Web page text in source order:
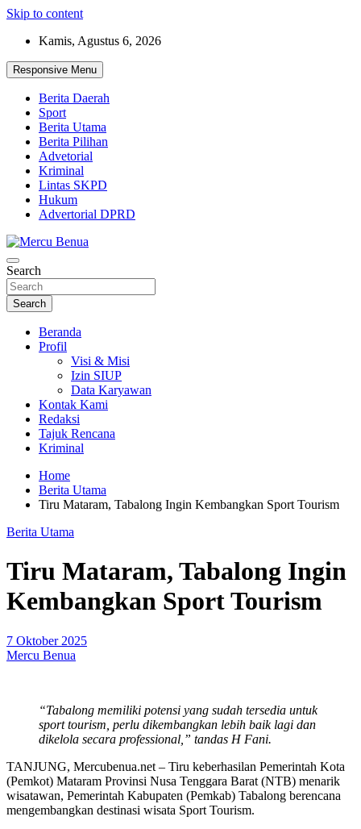
Skip to content
Kamis, Agustus 6, 2026
Responsive Menu
Berita Daerah
Sport
Berita Utama
Berita Pilihan
Advetorial
Kriminal
Lintas SKPD
Hukum
Advertorial DPRD
Mercu Benua
Suara Masyarakat Bawah
Search
Search
Beranda
Profil
Visi & Misi
Izin SIUP
Data Karyawan
Kontak Kami
Redaksi
Tajuk Rencana
Kriminal
Home
Berita Utama
Tiru Mataram, Tabalong Ingin Kembangkan Sport Tourism
Berita Utama
Tiru Mataram, Tabalong Ingin
Kembangkan Sport Tourism
7 Oktober 2025
Mercu Benua
“Tabalong memiliki potensi yang sudah tersedia untuk
sport tourism, perlu dikembangkan lebih baik lagi dan
dikelola secara professional,” tandas H Fani.
TANJUNG, Mercubenua.net – Tiru keberhasilan Pemerintah Kota
(Pemkot) Mataram Provinsi Nusa Tenggara Barat (NTB) menarik
wisatawan, Pemerintah Kabupaten (Pemkab) Tabalong berencana
mengembangkan destinasi wisata Sport Tourism.